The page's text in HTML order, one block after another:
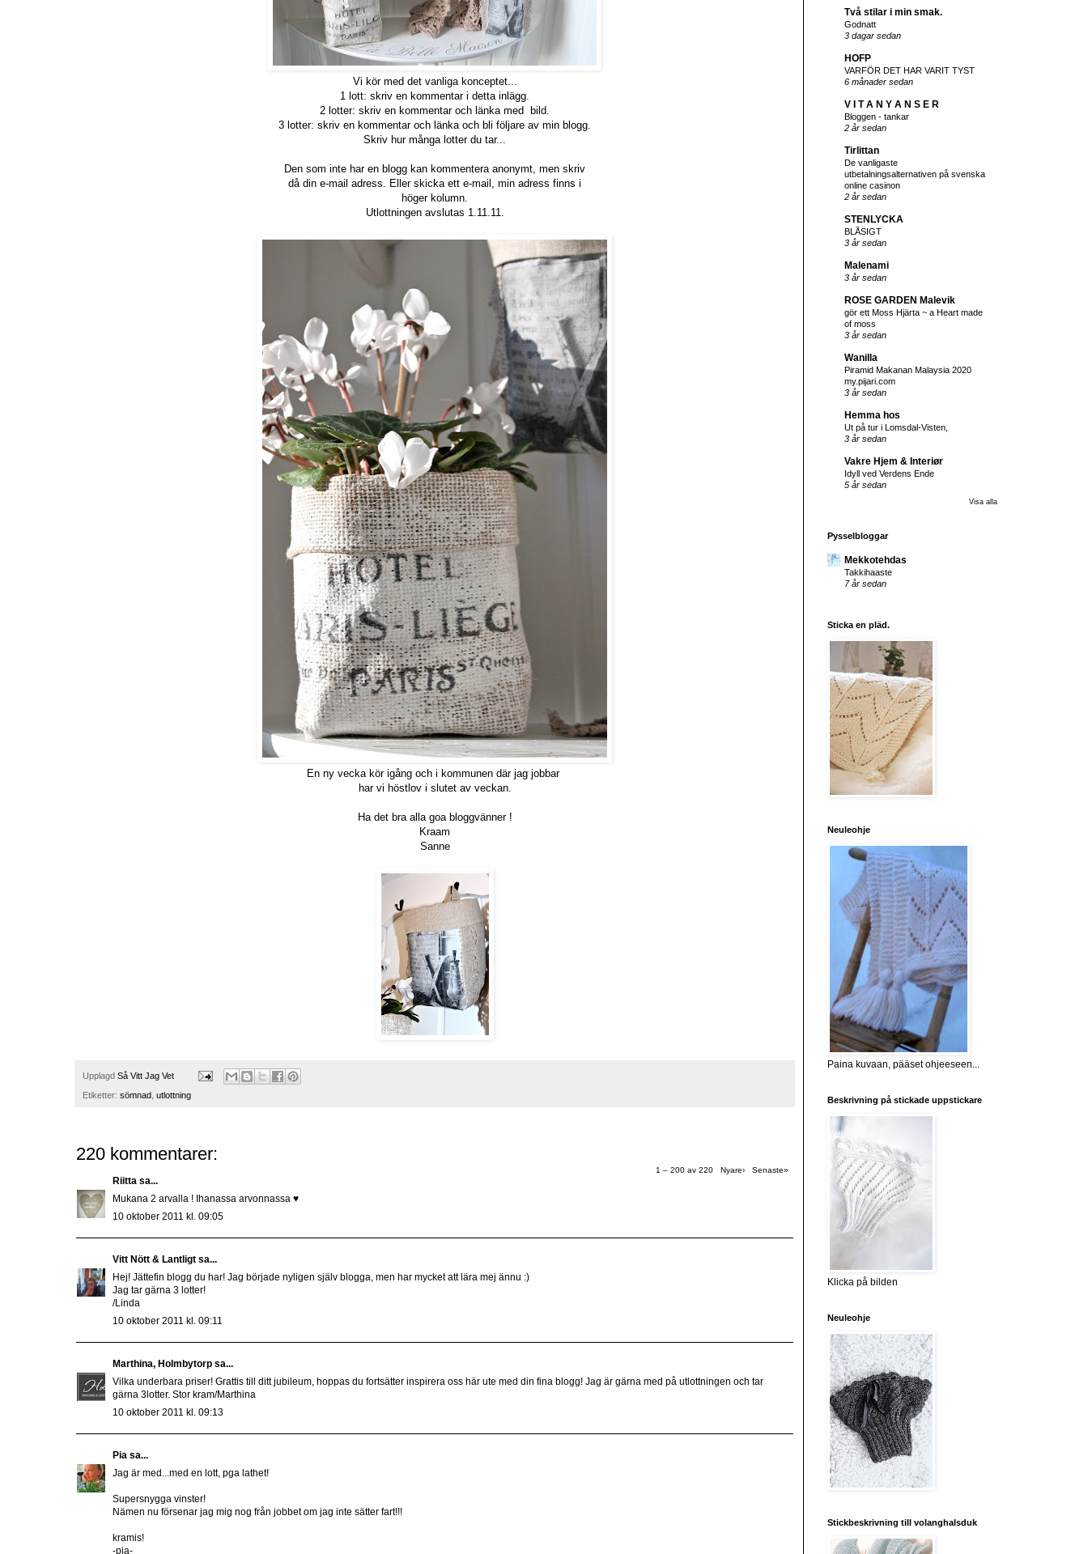
Vi kör med det vanliga konceptet...
1 lott: skriv en kommentar i detta inlägg.
2 lotter: skriv en kommentar och länka med bild.
3 lotter: skriv en kommentar och länka och bli följare av min blogg.
Skriv hur många lotter du tar...
Den som inte har en blogg kan kommentera anonymt, men skriv
då din e-mail adress. Eller skicka ett e-mail, min adress finns i
höger kolumn.
Utlottningen avslutas 1.11.11.
En ny vecka kör igång och i kommunen där jag jobbar
har vi höstlov i slutet av veckan.
Ha det bra alla goa bloggvänner !
Kraam
Sanne
Upplagd Så Vitt Jag Vet
Etiketter: sömnad utlottning
220 kommentarer:
1 – 200 av 220 Nyare› Senaste»
Riitta sa...
Mukana 2 arvalla ! Ihanassa arvonnassa ♥
10 oktober 2011 kl. 09:05
Vitt Nött & Lantligt sa...
Hej! Jättefin blogg du har! Jag började nyligen själv blogga, men har mycket att lära mej ännu :)
Jag tar gärna 3 lotter!
/Linda
10 oktober 2011 kl. 09:11
Marthina, Holmbytorp sa...
Vilka underbara priser! Grattis till ditt jubileum, hoppas du fortsätter inspirera oss här ute med din fina blogg! Jag är gärna med på utlottningen och tar
gärna 3lotter. Stor kram/Marthina
10 oktober 2011 kl. 09:13
Pia sa...
Jag är med...med en lott, pga lathet!
Supersnygga vinster!
Nämen nu försenar jag mig nog från jobbet om jag inte sätter fart!!!
kramis!
-pia-
Två stilar i min smak.
Godnatt
3 dagar sedan
HOFP
VARFÖR DET HAR VARIT TYST
6 månader sedan
V I T A N Y A N S E R
Bloggen - tankar
2 år sedan
Tirlittan
De vanligaste
utbetalningsalternativen på svenska
online casinon
2 år sedan
STENLYCKA
BLÅSIGT
3 år sedan
Malenami
3 år sedan
ROSE GARDEN Malevik
gör ett Moss Hjärta ~ a Heart made
of moss
3 år sedan
Wanilla
Piramid Makanan Malaysia 2020
my.pijari.com
3 år sedan
Hemma hos
Ut på tur i Lomsdal-Visten,
3 år sedan
Vakre Hjem & Interiør
Idyll ved Verdens Ende
5 år sedan
Visa alla
Pysselbloggar
Mekkotehdas
Takkihaaste
7 år sedan
Sticka en pläd.
Neuleohje
Paina kuvaan, pääset ohjeeseen...
Beskrivning på stickade uppstickare
Klicka på bilden
Neuleohje
Stickbeskrivning till volanghalsduk